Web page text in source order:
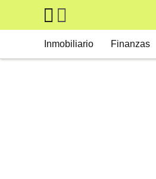
Skip to main content
Inmobiliario Finanzas